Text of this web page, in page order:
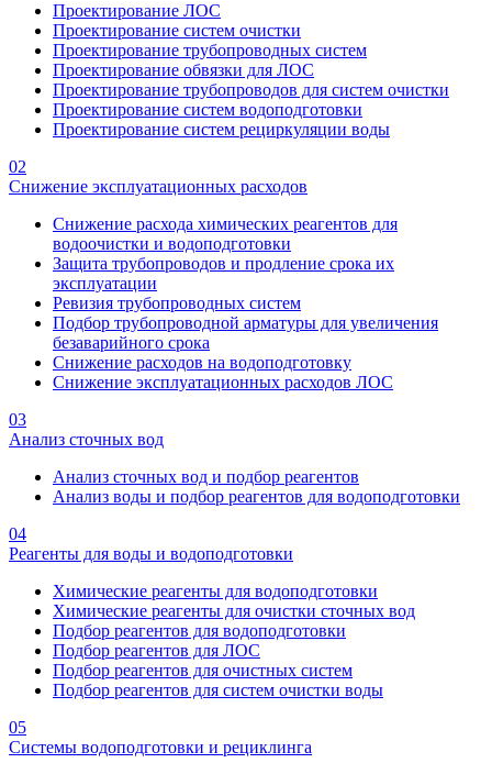
Проектирование ЛОС
Проектирование систем очистки
Проектирование трубопроводных систем
Проектирование обвязки для ЛОС
Проектирование трубопроводов для систем очистки
Проектирование систем водоподготовки
Проектирование систем рециркуляции воды
02
Снижение эксплуатационных расходов
Снижение расхода химических реагентов для
водоочистки и водоподготовки
Защита трубопроводов и продление срока их
эксплуатации
Ревизия трубопроводных систем
Подбор трубопроводной арматуры для увеличения
безаварийного срока
Снижение расходов на водоподготовку
Снижение эксплуатационных расходов ЛОС
03
Анализ сточных вод
Анализ сточных вод и подбор реагентов
Анализ воды и подбор реагентов для водоподготовки
04
Реагенты для воды и водоподготовки
Химические реагенты для водоподготовки
Химические реагенты для очистки сточных вод
Подбор реагентов для водоподготовки
Подбор реагентов для ЛОС
Подбор реагентов для очистных систем
Подбор реагентов для систем очистки воды
05
Системы водоподготовки и рециклинга